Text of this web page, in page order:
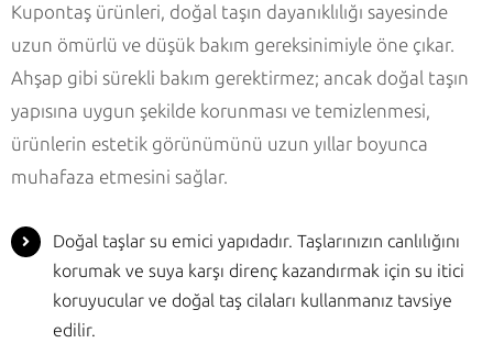
Kupontaş ürünleri, doğal taşın dayanıklılığı sayesinde
uzun ömürlü ve düşük bakım gereksinimiyle öne çıkar.
Ahşap gibi sürekli bakım gerektirmez; ancak doğal taşın
yapısına uygun şekilde korunması ve temizlenmesi,
ürünlerin estetik görünümünü uzun yıllar boyunca
muhafaza etmesini sağlar.
Doğal taşlar su emici yapıdadır. Taşlarınızın canlılığını
korumak ve suya karşı direnç kazandırmak için su itici
koruyucular ve doğal taş cilaları kullanmanız tavsiye
edilir.